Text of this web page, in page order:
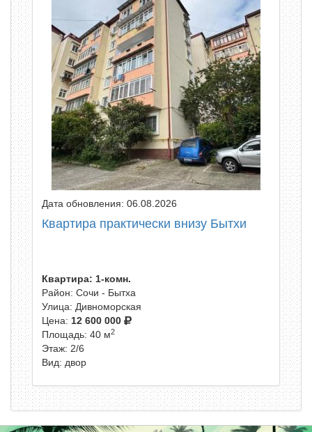
Дата обновления: 06.08.2026
Квартира практически внизу Бытхи
Квартира: 1-комн.
Район: Сочи - Бытха
Улица: Дивноморская
Цена: 12 600 000
Площадь: 40 м2
Этаж: 2/6
Вид: двор